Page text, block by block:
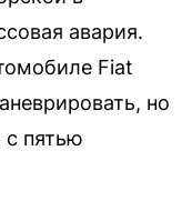
авария.
Fiat
но
с пятью